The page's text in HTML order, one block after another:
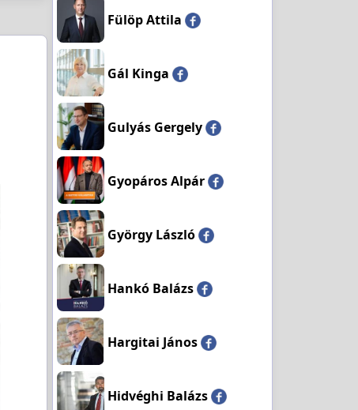
Fülöp Attila
Gál Kinga
Gulyás Gergely
Gyopáros Alpár
György László
Hankó Balázs
Hargitai János
Hidvéghi Balázs